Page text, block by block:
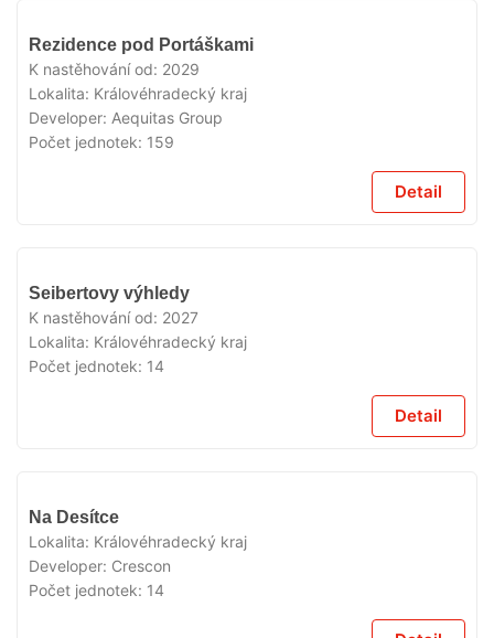
Rezidence pod Portáškami
K nastěhování od: 2029
Lokalita: Královéhradecký kraj
Developer: Aequitas Group
Počet jednotek: 159
Detail
Seibertovy výhledy
K nastěhování od: 2027
Lokalita: Královéhradecký kraj
Počet jednotek: 14
Detail
Na Desítce
Lokalita: Královéhradecký kraj
Developer: Crescon
Počet jednotek: 14